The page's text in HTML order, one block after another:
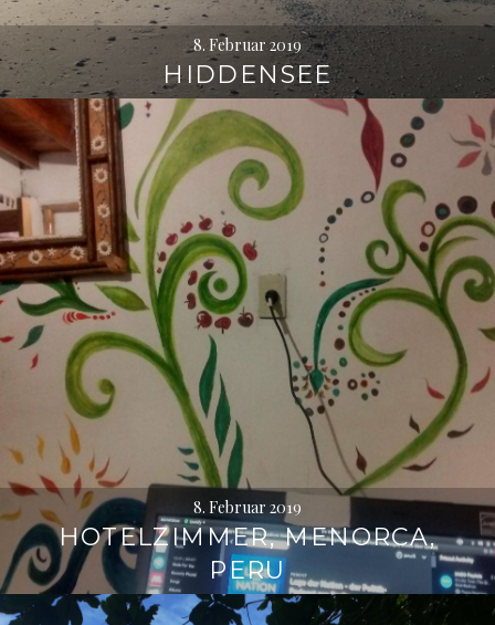
8. Februar 2019
HIDDENSEE
8. Februar 2019
HOTELZIMMER, MENORCA,
PERU